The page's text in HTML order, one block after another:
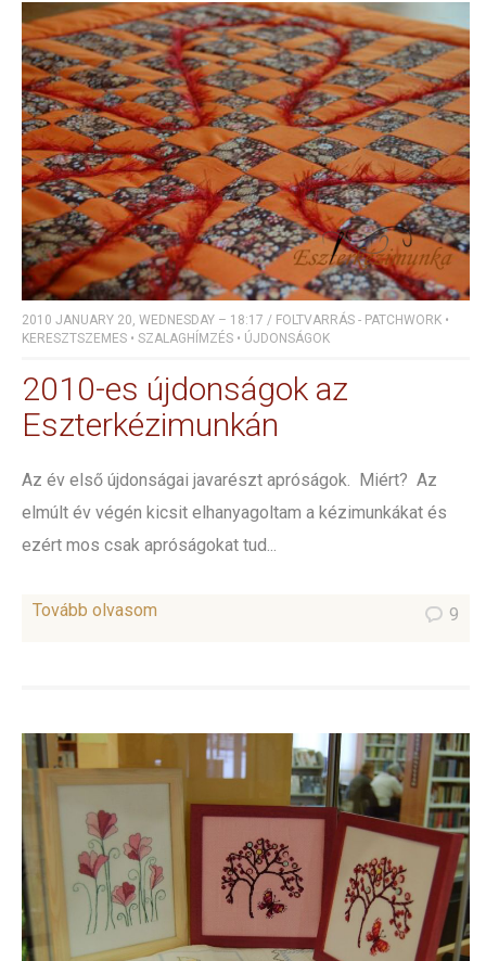
2010 JANUARY 20, WEDNESDAY – 18:17 / FOLTVARRÁS - PATCHWORK •
KERESZTSZEMES • SZALAGHÍMZÉS • ÚJDONSÁGOK
2010-es újdonságok az
Eszterkézimunkán
Az év első újdonságai javarészt apróságok. Miért? Az
elmúlt év végén kicsit elhanyagoltam a kézimunkákat és
ezért mos csak apróságokat tud...
Tovább olvasom 9